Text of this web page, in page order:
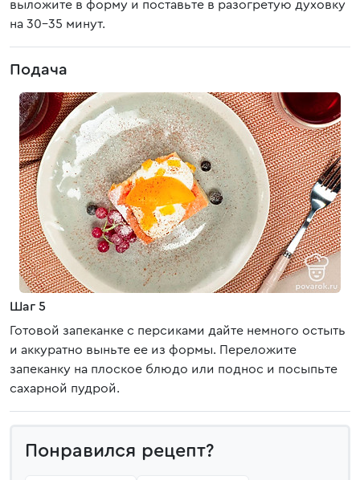
выложите в форму и поставьте в разогретую духовку
на 30-35 минут.
Подача
Шаг 5
Готовой запеканке с персиками дайте немного остыть
и аккуратно выньте ее из формы. Переложите
запеканку на плоское блюдо или поднос и посыпьте
сахарной пудрой.
Понравился рецепт?